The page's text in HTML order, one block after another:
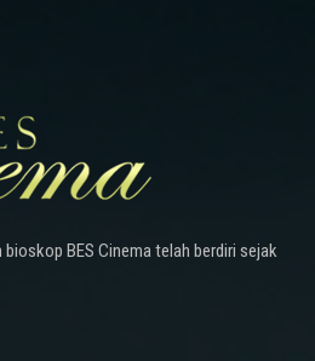
BES Cinema telah berdiri sejak